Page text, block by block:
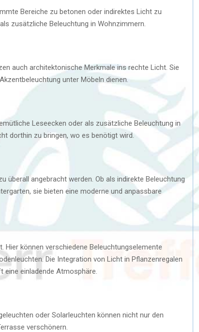
Bereiche zu betonen oder indirektes Licht zu
zusätzliche Beleuchtung in Wohnzimmern.
auch architektonische Merkmale ins rechte Licht. Sie
unter Möbeln dienen.
Leseecken oder als zusätzliche Beleuchtung in
dorthin zu bringen, wo es benötigt wird.
überall angebracht werden. Ob als indirekte Beleuchtung
sie bieten eine moderne und anpassbare
können verschiedene Beleuchtungselemente
Die Integration von Licht in Pflanzenregalen
einladende Atmosphäre.
oder Solarleuchten können nicht nur den
verschönern.